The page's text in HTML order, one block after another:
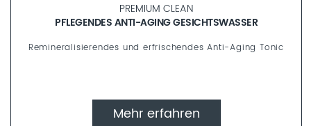
PREMIUM CLEAN
REINIGUNGSSCHAUM
Verwöhnendes Reinigungsmousse mit kristallisiertem
Mehr erfahren